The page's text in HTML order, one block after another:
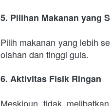
5. Pilihan Makanan yang
Pilih makanan yang lebih
olahan dan tinggi gula.
6. Aktivitas Fisik Ringan
Meskipun tidak